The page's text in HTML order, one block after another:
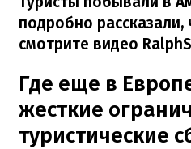
подробно рассказали,
смотрите видео
Где еще в
жесткие
туристические